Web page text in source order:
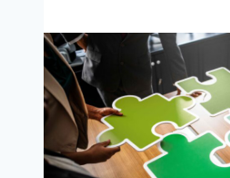
pripraviť
na
úspešné
zmeny
v sro